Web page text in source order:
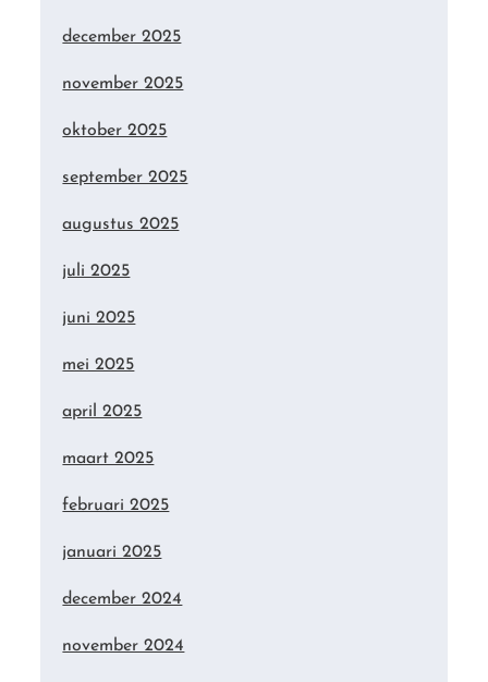
december 2025
november 2025
oktober 2025
september 2025
augustus 2025
juli 2025
juni 2025
mei 2025
april 2025
maart 2025
februari 2025
januari 2025
december 2024
november 2024